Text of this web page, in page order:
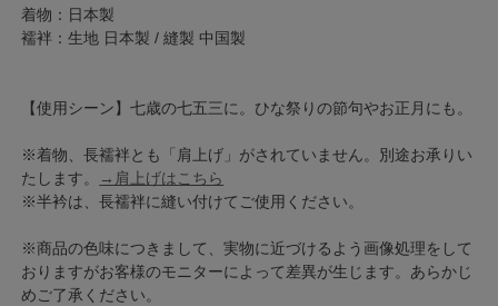
着物：日本製
襦袢：生地 日本製 / 縫製 中国製
【使用シーン】七歳の七五三に。ひな祭りの節句やお正月にも。
※着物、長襦袢とも「肩上げ」がされていません。別途お承りい
たします。
→肩上げはこちら
※半衿は、長襦袢に縫い付けてご使用ください。
※商品の色味につきまして、実物に近づけるよう画像処理をして
おりますがお客様のモニターによって差異が生じます。あらかじ
めご了承ください。